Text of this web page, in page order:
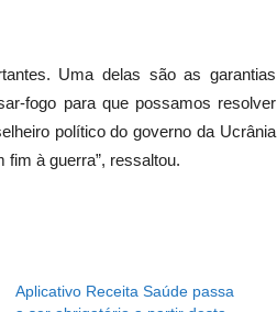
Uma delas são as garantias
fogo para que possamos resolver
político do governo da Ucrânia
à guerra”, ressaltou.
Aplicativo Receita Saúde passa